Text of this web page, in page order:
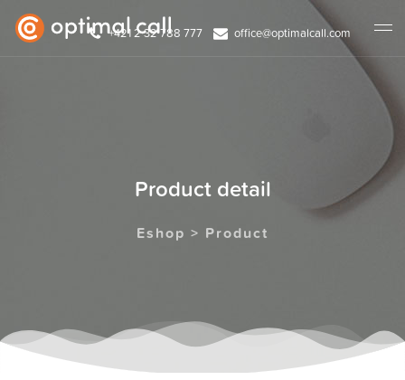
+421 2 32 788 777 office@optimalcall.com
Product detail
Eshop > Product